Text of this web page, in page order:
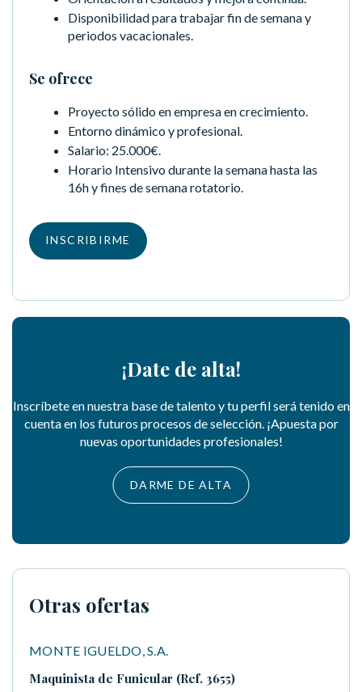
Disponibilidad para trabajar fin de semana y
periodos vacacionales.
Se ofrece
Proyecto sólido en empresa en crecimiento.
Entorno dinámico y profesional.
Salario: 25.000€.
Horario Intensivo durante la semana hasta las
16h y fines de semana rotatorio.
INSCRIBIRME
¡Date de alta!
Inscríbete en nuestra base de talento y tu perfil será tenido en
cuenta en los futuros procesos de selección. ¡Apuesta por
nuevas oportunidades profesionales!
DARME DE ALTA
Otras ofertas
MONTE IGUELDO, S.A.
Maquinista de Funicular (Ref. 3655)